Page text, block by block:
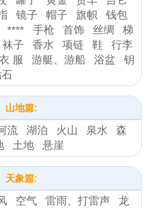
镜子 帽子 旗帜
钱包
**** 手枪 首饰 丝绸
梯
袜子 香水 项链 鞋
行李
服 游艇、游船 浴盆
钥
山地篇:
流 湖泊 火山 泉水
森
土地 悬崖
天象篇:
空气 雷雨、打雷声
龙